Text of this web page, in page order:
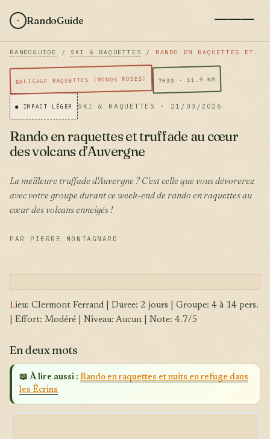
RandoGuide
RANDOGUIDE / SKI & RAQUETTES / RANDO EN RAQUETTES ET TRUFFADE AU CŒUR DES VOLCANS D’AUVERGNE
BALISAGE RAQUETTES (RONDS ROSES) 7H30 · 11.9 KM
● IMPACT LÉGER SKI & RAQUETTES · 21/03/2026
Rando en raquettes et truffade au cœur
des volcans d’Auvergne
La meilleure truffade d'Auvergne ? C'est celle que vous dévorerez
avec votre groupe durant ce week-end de rando en raquettes au
cœur des volcans enneigés !
PAR PIERRE MONTAGNARD
Lieu: Clermont Ferrand | Duree: 2 jours | Groupe: 4 à 14 pers.
| Effort: Modéré | Niveau: Aucun | Note: 4.7/5
En deux mots
📖 À lire aussi : Rando en raquettes et nuits en refuge dans
les Écrins